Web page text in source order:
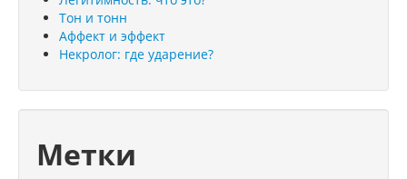
Тон и тонн
Аффект и эффект
Некролог: где ударение?
Метки